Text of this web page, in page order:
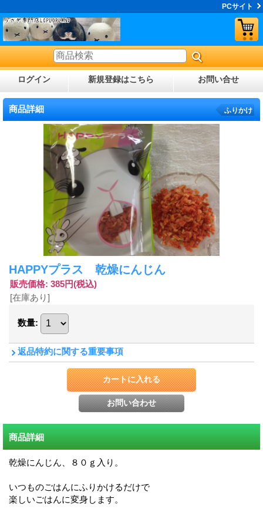
PCサイト
ログイン 新規登録はこちら お問い合せ
商品詳細 ふりかけ
HAPPYプラス 乾燥にんじん
販売価格: 385円(税込)
[在庫あり]
数量:
返品特約に関する重要事項
商品詳細
乾燥にんじん、８０ｇ入り。
いつものごはんにふりかけるだけで
楽しいごはんに変身します。